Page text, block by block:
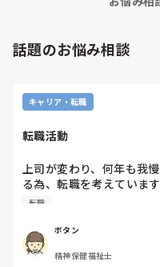
皆さんのご意見を頂けれ
話題のお悩み相談
キャリア・転職
転職活動
上司が変わり、何年も我
る為、転職を考えています
納得できる仕事に出会うま
②系列の他職場に移動する
皆さんならどうしますか？
転職
ボタン
精神保健福祉士